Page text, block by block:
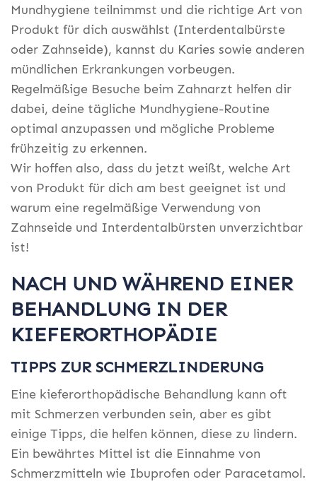
Mundhygiene teilnimmst und die richtige Art von
Produkt für dich auswählst (Interdentalbürste
oder Zahnseide), kannst du Karies sowie anderen
mündlichen Erkrankungen vorbeugen.
Regelmäßige Besuche beim Zahnarzt helfen dir
dabei, deine tägliche Mundhygiene-Routine
optimal anzupassen und mögliche Probleme
frühzeitig zu erkennen.
Wir hoffen also, dass du jetzt weißt, welche Art
von Produkt für dich am best geeignet ist und
warum eine regelmäßige Verwendung von
Zahnseide und Interdentalbürsten unverzichtbar
ist!
NACH UND WÄHREND EINER
BEHANDLUNG IN DER
KIEFERORTHOPÄDIE
TIPPS ZUR SCHMERZLINDERUNG
Eine kieferorthopädische Behandlung kann oft
mit Schmerzen verbunden sein, aber es gibt
einige Tipps, die helfen können, diese zu lindern.
Ein bewährtes Mittel ist die Einnahme von
Schmerzmitteln wie Ibuprofen oder Paracetamol.